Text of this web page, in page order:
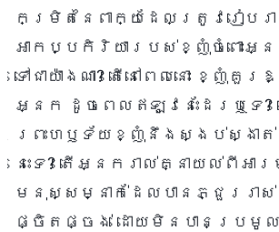
កម្រិតនៃពាក្យដែលត្រូវរៀបរាប់
អាកប្បកិរិយារបស់ខ្ញុំចំពោះអ្ន
ទៅជាយ៉ាងណា? តើនៅពេលនោះ ខ្ញុំគួរ
អ្នក ដូចពេលឥឡូវនេះដែរឬទេ? តើ
ព្រះហឫទ័យខ្ញុំនឹងស្ងប់ស្ងាត់
នេះទេ? តើអ្នករាល់គ្នាយល់ពី
មនុស្សម្នាក់ដែលបានភ្ជួររាស់
ផ្ចិតផ្ចង់ ដោយមិនបានប្រមូ